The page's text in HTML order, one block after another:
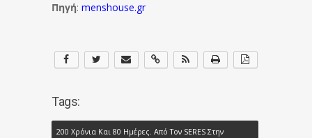
Πηγή: menshouse.gr
Tags:
200 Χρόνια Και 80 Ημέρες. Από Τον SERES Στην